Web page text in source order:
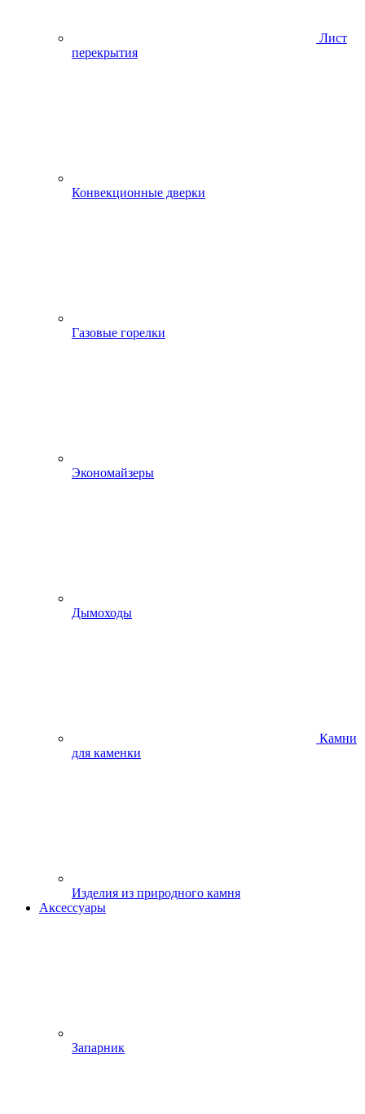
Лист
перекрытия
Конвекционные дверки
Газовые горелки
Экономайзеры
Дымоходы
Камни
для каменки
Изделия из природного камня
Аксессуары
Запарник